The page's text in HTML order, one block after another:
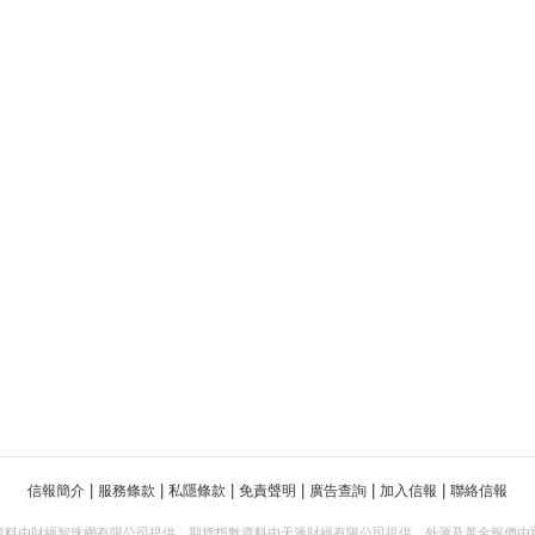
信報簡介 服務條款 私隱條款 免責聲明 廣告查詢 加入信報 聯絡信報